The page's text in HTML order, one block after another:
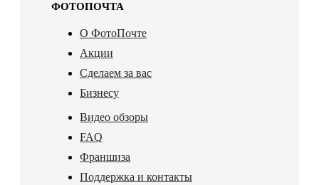
ФОТОПОЧТА
О ФотоПочте
Акции
Сделаем за вас
Бизнесу
Видео обзоры
FAQ
Франшиза
Поддержка и контакты